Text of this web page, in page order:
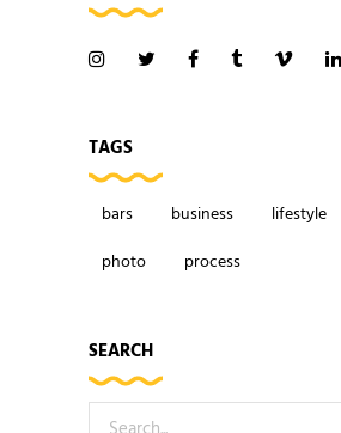
TAGS
bars business lifestyle
photo
process
SEARCH
Search